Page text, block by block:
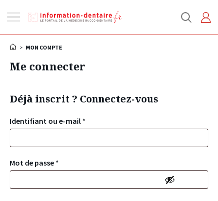
la
> MON COMPTE
Me connecter
Déjà inscrit ? Connectez-vous
Identifiant ou e-mail *
Mot de passe *